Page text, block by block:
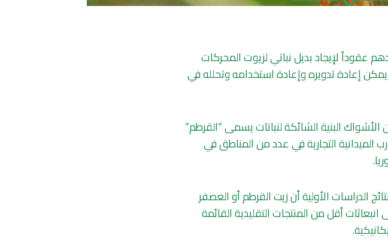
عقوداً لإيجاد بديل نباتي لزيوت المحركات
يمكن إعادة تدويره وإعادة استخدامه وتحلله في
البنية الشائكة لنباتات يسمى “القرطم”
الميدانية التجارية في عدد من المناطق في
الدراسات الأولية أن زيت القرطم أو العصفر
أقل من المنتجات التقليدية القائمة